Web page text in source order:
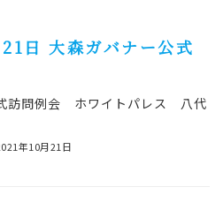
日 大森ガバナー公式
訪問例会 ホワイトパレス 八代
年10月21日